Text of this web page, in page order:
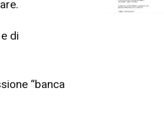
di
“banca